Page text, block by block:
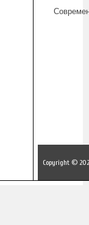
Copyright ©